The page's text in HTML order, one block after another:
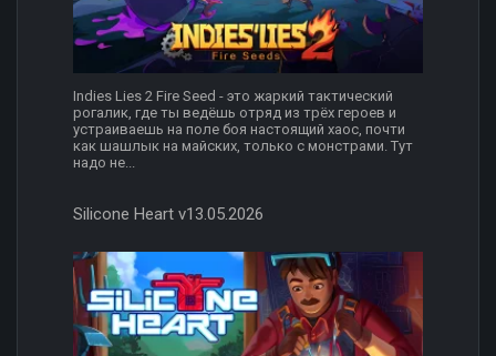
Indies Lies 2 Fire Seed - это жаркий тактический
рогалик, где ты ведёшь отряд из трёх героев и
устраиваешь на поле боя настоящий хаос, почти
как шашлык на майских, только с монстрами. Тут
надо не...
Silicone Heart v13.05.2026